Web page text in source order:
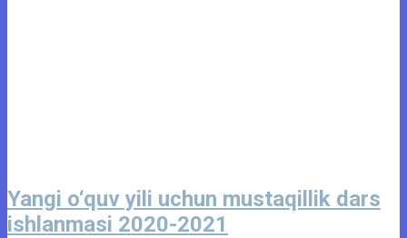
Yangi o‘quv yili uchun mustaqillik dars
ishlanmasi 2020-2021